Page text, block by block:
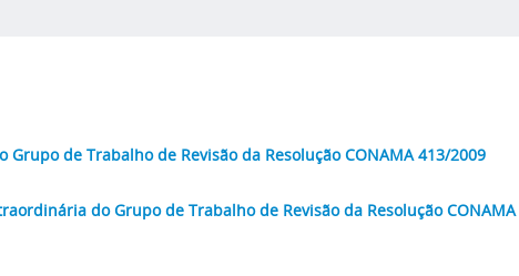
Grupo de Trabalho de Revisão da Resolução CONAMA 413/2009
do Grupo de Trabalho de Revisão da Resolução CONAMA